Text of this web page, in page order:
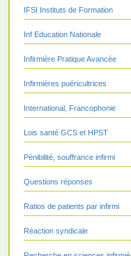
IFSI Instituts de Formation
Inf Education Nationale
Infirmière Pratique Avancée
Infirmières puéricultrices
International, Francophonie
Lois santé GCS et HPST
Pénibilité, souffrance infirmi
Questions réponses
Ratios de patients par infirmi
Réaction syndicale